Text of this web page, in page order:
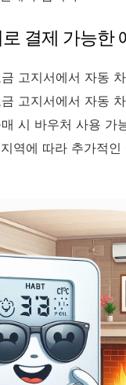
결제 가능한
고지서에서 자동
고지서에서 자동
시 바우처 사용 가
역에 따라 추가적